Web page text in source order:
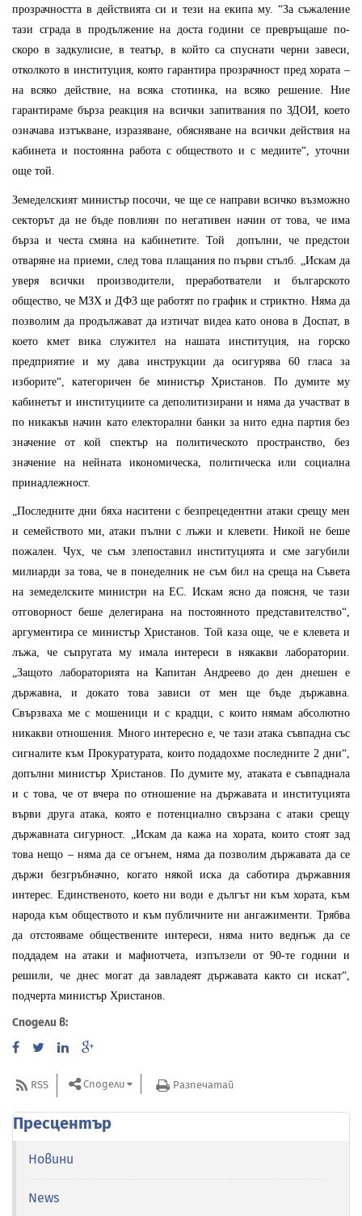
прозрачността в действията си и тези на екипа му. “За съжаление
тази сграда в продължение на доста години се превръщаше по-
скоро в задкулисие, в театър, в който са спуснати черни завеси,
отколкото в институция, която гарантира прозрачност пред хората –
на всяко действие, на всяка стотинка, на всяко решение. Ние
гарантираме бърза реакция на всички запитвания по ЗДОИ, което
означава изтъкване, изразяване, обясняване на всички действия на
кабинета и постоянна работа с обществото и с медиите“, уточни
още той.
Земеделският министър посочи, че ще се направи всичко възможно
секторът да не бъде повлиян по негативен начин от това, че има
бърза и честа смяна на кабинетите. Той допълни, че предстои
отваряне на приеми, след това плащания по първи стълб. „Искам да
уверя всички производители, преработватели и българското
общество, че МЗХ и ДФЗ ще работят по график и стриктно. Няма да
позволим да продължават да изтичат видеа като онова в Доспат, в
което кмет вика служител на нашата институция, на горско
предприятие и му дава инструкции да осигурява 60 гласа за
изборите“, категоричен бе министър Христанов. По думите му
кабинетът и институциите са деполитизирани и няма да участват в
по никакъв начин като електорални банки за нито една партия без
значение от кой спектър на политическото пространство, без
значение на нейната икономическа, политическа или социална
принадлежност.
„Последните дни бяха наситени с безпрецедентни атаки срещу мен
и семейството ми, атаки пълни с лъжи и клевети. Никой не беше
пожален. Чух, че съм злепоставил институцията и сме загубили
милиарди за това, че в понеделник не съм бил на среща на Съвета
на земеделските министри на ЕС. Искам ясно да поясня, че тази
отговорност беше делегирана на постоянното представителство“,
аргументира се министър Христанов. Той каза още, че е клевета и
лъжа, че съпругата му имала интереси в някакви лаборатории.
„Защото лабораторията на Капитан Андреево до ден днешен е
държавна, и докато това зависи от мен ще бъде държавна.
Свързваха ме с мошеници и с крадци, с които нямам абсолютно
никакви отношения. Много интересно е, че тази атака съвпадна със
сигналите към Прокуратурата, които подадохме последните 2 дни“,
допълни министър Христанов. По думите му, атаката е съвпаднала
и с това, че от вчера по отношение на държавата и институцията
върви друга атака, която е потенциално свързана с атаки срещу
държавната сигурност. „Искам да кажа на хората, които стоят зад
това нещо – няма да се огънем, няма да позволим държавата да се
държи безгръбначно, когато някой иска да саботира държавния
интерес. Единственото, което ни води е дългът ни към хората, към
народа към обществото и към публичните ни ангажименти. Трябва
да отстояваме обществените интереси, няма нито веднъж да се
поддадем на атаки и мафиотчета, изпълзели от 90-те години и
решили, че днес могат да завладеят държавата както си искат“,
подчерта министър Христанов.
Сподели в:
RSS Сподели Разпечатай
Пресцентър
Новини
News